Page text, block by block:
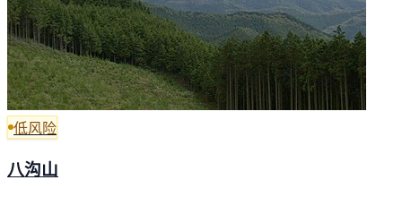
低风险
八沟山